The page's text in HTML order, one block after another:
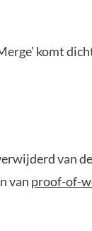
komt
van de
van proof-of-